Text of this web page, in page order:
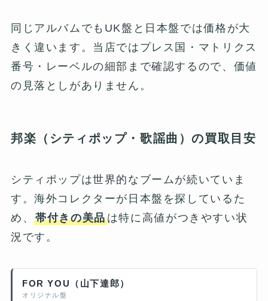
同じアルバムでもUK盤と日本盤では価格が大
きく違います。当店ではプレス国・マトリクス
番号・レーベルの細部まで確認するので、価値
の見落としがありません。
邦楽（シティポップ・歌謡曲）の買取目安
シティポップは世界的なブームが続いていま
す。海外コレクターが日本盤を探しているた
め、帯付きの美品は特に高値がつきやすい状
況です。
FOR YOU（山下達郎）
オリジナル盤